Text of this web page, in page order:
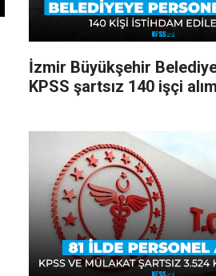
İzmir Büyükşehir
KPSS şartsız 140 işçi